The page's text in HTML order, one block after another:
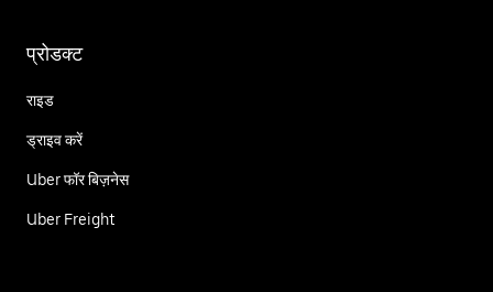
प्रोडक्ट
राइड
ड्राइव करें
Uber फॉर बिज़नेस
Uber Freight